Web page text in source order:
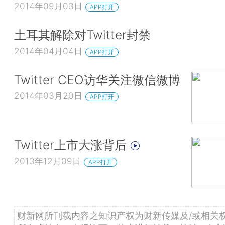
2014年09月03日 APP打开
土耳其解除对Twitter封禁
2014年04月04日 APP打开
Twitter CEO访华关注微信微博
2014年03月20日 APP打开
Twitter上市大涨背后
2013年12月09日 APP打开
财新网所刊载内容之知识产权为财新传媒及/或相关